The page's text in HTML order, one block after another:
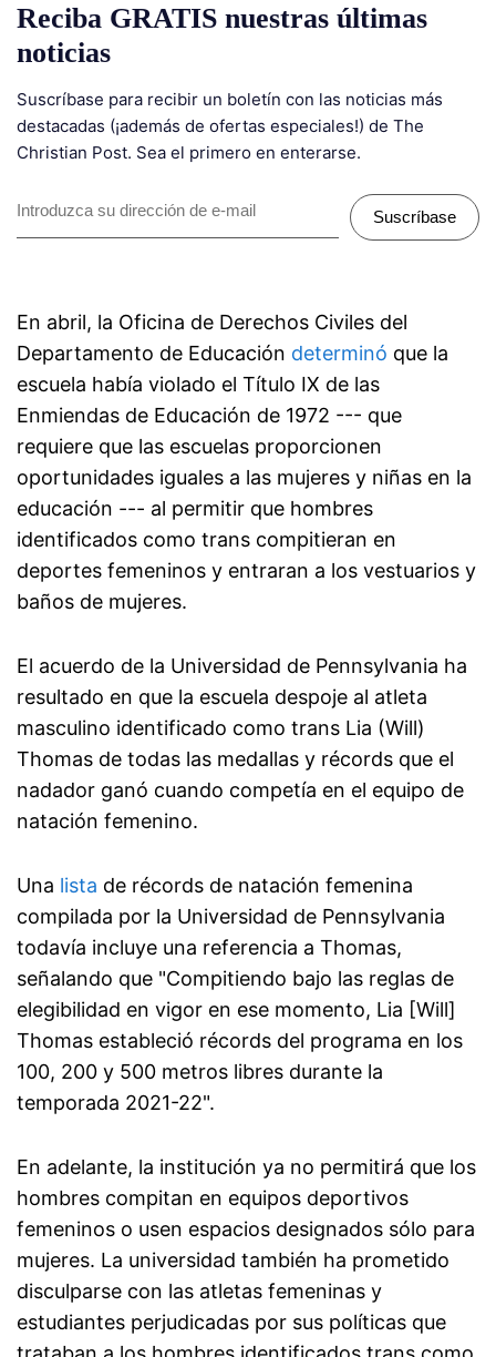
Reciba GRATIS nuestras últimas
noticias
Suscríbase para recibir un boletín con las noticias más
destacadas (¡además de ofertas especiales!) de The
Christian Post. Sea el primero en enterarse.
Suscríbase
En abril, la Oficina de Derechos Civiles del
Departamento de Educación determinó que la
escuela había violado el Título IX de las
Enmiendas de Educación de 1972 --- que
requiere que las escuelas proporcionen
oportunidades iguales a las mujeres y niñas en la
educación --- al permitir que hombres
identificados como trans compitieran en
deportes femeninos y entraran a los vestuarios y
baños de mujeres.
El acuerdo de la Universidad de Pennsylvania ha
resultado en que la escuela despoje al atleta
masculino identificado como trans Lia (Will)
Thomas de todas las medallas y récords que el
nadador ganó cuando competía en el equipo de
natación femenino.
Una lista de récords de natación femenina
compilada por la Universidad de Pennsylvania
todavía incluye una referencia a Thomas,
señalando que "Compitiendo bajo las reglas de
elegibilidad en vigor en ese momento, Lia [Will]
Thomas estableció récords del programa en los
100, 200 y 500 metros libres durante la
temporada 2021-22".
En adelante, la institución ya no permitirá que los
hombres compitan en equipos deportivos
femeninos o usen espacios designados sólo para
mujeres. La universidad también ha prometido
disculparse con las atletas femeninas y
estudiantes perjudicadas por sus políticas que